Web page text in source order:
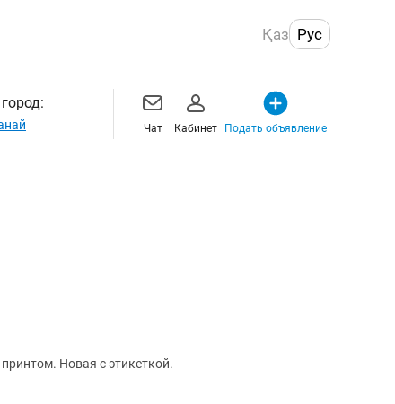
Қаз Рус
Чат Кабинет Подать объявление
Новая с этикеткой.